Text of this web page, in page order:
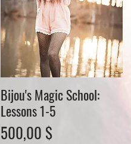
Schnellansicht
Bijou's Magic School:
Lessons 1-5
Preis
500,00 $